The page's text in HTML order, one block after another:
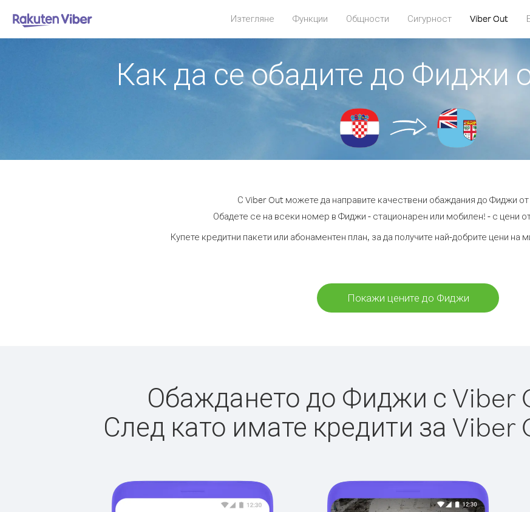
Изтегляне Функции Общности Сигурност Viber Out
Как да се обадите до Фиджи
С Viber Out можете да направите качествени обаждания до Фиджи
Обадете се на всеки номер в Фиджи - стационарен или мобилен! - с цени
Купете кредитни пакети или абонаментен план, за да получите най-добрите цени на
Покажи цените до Фиджи
Обаждането до Фиджи с Viber
След като имате кредити за Viber